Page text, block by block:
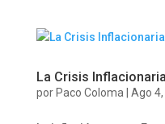
La Crisis
por Paco Coloma Ago